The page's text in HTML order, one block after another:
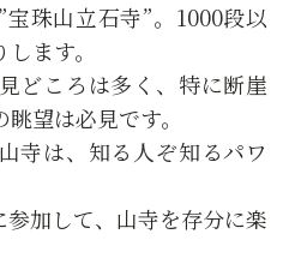
珠山立石寺”。1000段以
ます。
どころは多く、特に断崖
望は必見です。
寺は、知る人ぞ知るパワ
加して、山寺を存分に楽